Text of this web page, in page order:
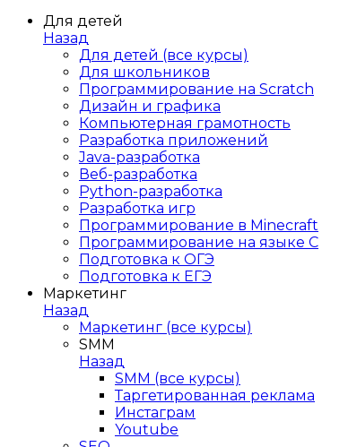
Для детей
Назад
Для детей (все курсы)
Для школьников
Программирование на Scratch
Дизайн и графика
Компьютерная грамотность
Разработка приложений
Java-разработка
Веб-разработка
Python-разработка
Разработка игр
Программирование в Minecraft
Программирование на языке C
Подготовка к ОГЭ
Подготовка к ЕГЭ
Маркетинг
Назад
Маркетинг (все курсы)
SMM
Назад
SMM (все курсы)
Таргетированная реклама
Инстаграм
Youtube